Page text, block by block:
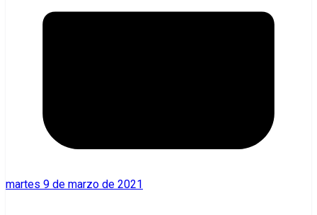
martes 9 de marzo de 2021